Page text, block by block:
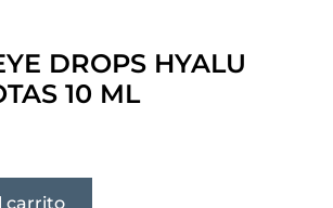
DROPS HYALU
10 ML
carrito